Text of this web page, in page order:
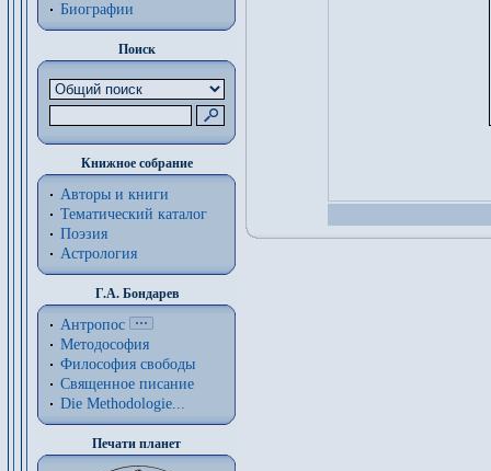
Биографии
Поиск
Книжное собрание
Авторы и книги
Тематический каталог
Поэзия
Астрология
Г.А. Бондарев
Антропос
Методософия
Философия cвободы
Священное писание
Die Methodologie...
Печати планет